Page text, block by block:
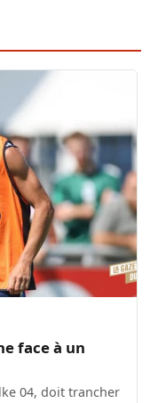
face à un
04, doit trancher